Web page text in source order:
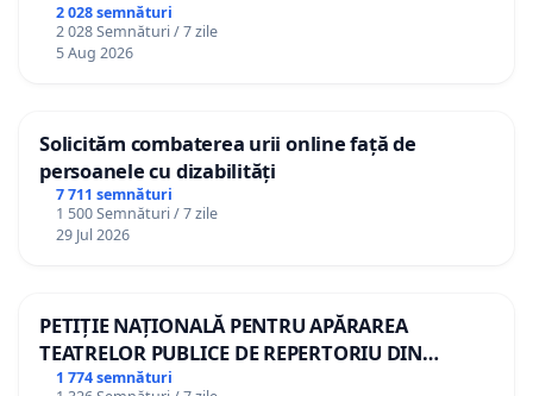
2 028 semnături
2 028 Semnături / 7 zile
5 Aug 2026
Solicităm combaterea urii online față de
persoanele cu dizabilități
7 711 semnături
1 500 Semnături / 7 zile
29 Jul 2026
PETIȚIE NAȚIONALĂ PENTRU APĂRAREA
TEATRELOR PUBLICE DE REPERTORIU DIN
ROMÂNIA
1 774 semnături